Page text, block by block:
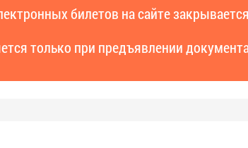
билетов на сайте
только при предъявлении